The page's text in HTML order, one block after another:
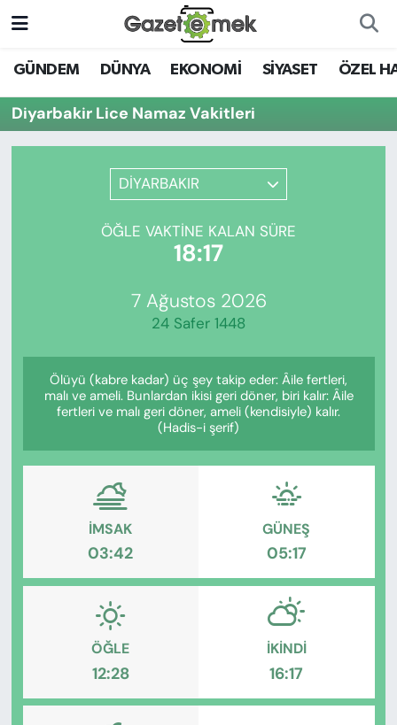
GÜNDEM DÜNYA EKONOMİ SİYASET ÖZEL
Diyarbakir Lice Namaz Vakitleri
DİYARBAKIR
ÖĞLE VAKTINE KALAN SÜRE
18:17
7 Ağustos 2026
24 Safer 1448
Ölüyü (kabre kadar) üç şey takip eder: Âile fertleri,
malı ve ameli. Bunlardan ikisi geri döner, biri kalır: Âile
fertleri ve malı geri döner, ameli (kendisiyle) kalır.
(Hadis-i şerif)
İMSAK
03:42
GÜNEŞ
05:17
ÖĞLE
12:28
İKINDI
16:17
DÜNYA
EKONOMİ
YENİ MEDYADA EMEK
GAZETECİLİĞİNİ GELİŞTİRMEK
EĞİTİM
KADIN
SAĞLIK
KÜLTÜR-SANAT
MAGAZİN
ÖZEL HABER
YAZAR KÖŞESİ
SİYASET
Nöbetçi Eczaneler
Hava Durumu
Trafik Durumu
Süper Lig Puan Durumu ve Fikstür
Tüm Manşetler
Haber Arşivi